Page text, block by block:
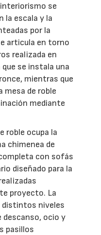
se
la escala y la
por la
articula en torno
realizada en
que se instala una
mientras que
mesa de roble
mediante
roble ocupa la
chimenea de
con sofás
diseñado para la
proyecto. La
distintos niveles
descanso, ocio y
pasillos